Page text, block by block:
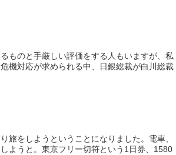
ものと手厳しい評価をする人もいますが、私
機対応が求められる中、日銀総裁が白川総裁
旅をしようということになりました。電車、
ようと。東京フリー切符という1日券、1580